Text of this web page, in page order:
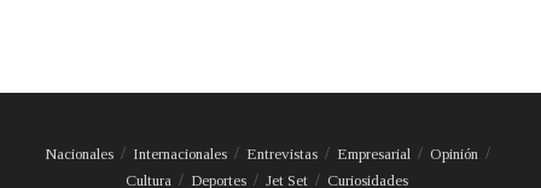
Nacionales Internacionales Entrevistas Empresarial
Opinión
Cultura
Deportes Jet Set Curiosidades